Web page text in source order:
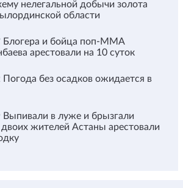
нелегальной добычи золота
области
Блогера и бойца поп-ММА
арестовали на 10 суток
Погода без осадков ожидается в
Выпивали в луже и брызгали
жителей Астаны арестовали